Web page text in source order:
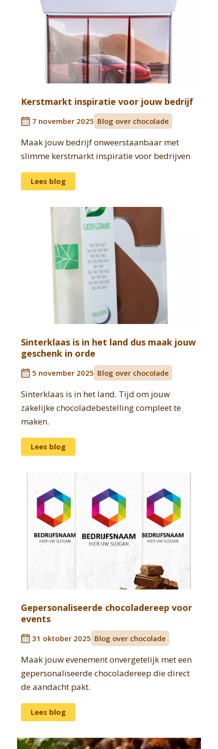
Kerstmarkt inspiratie voor jouw bedrijf
7 november 2025 Blog over chocolade
Maak jouw bedrijf onweerstaanbaar met
slimme kerstmarkt inspiratie voor bedrijven
Lees blog
Sinterklaas is in het land dus maak jouw
geschenk in orde
5 november 2025 Blog over chocolade
Sinterklaas is in het land. Tijd om jouw
zakelijke chocoladebestelling compleet te
maken.
Lees blog
Gepersonaliseerde chocoladereep voor
events
31 oktober 2025 Blog over chocolade
Maak jouw evenement onvergetelijk met een
gepersonaliseerde chocoladereep die direct
de aandacht pakt.
Lees blog